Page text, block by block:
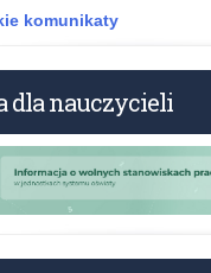
komunikaty
dla nauczycieli